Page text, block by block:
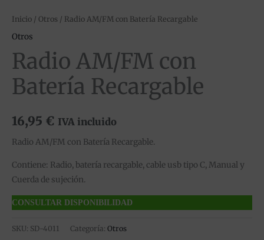
Inicio / Otros / Radio AM/FM con Batería Recargable
Otros
Radio AM/FM con
Batería Recargable
16,95 € IVA incluido
Radio AM/FM con Batería Recargable.
Contiene: Radio, batería recargable, cable usb tipo C, Manual y
Cuerda de sujeción.
CONSULTAR DISPONIBILIDAD
SKU: SD-4011 Categoría: Otros